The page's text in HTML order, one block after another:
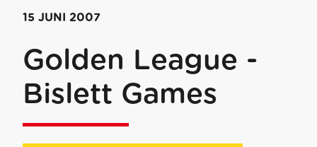
15 JUNI 2007
Golden League -
Bislett Games